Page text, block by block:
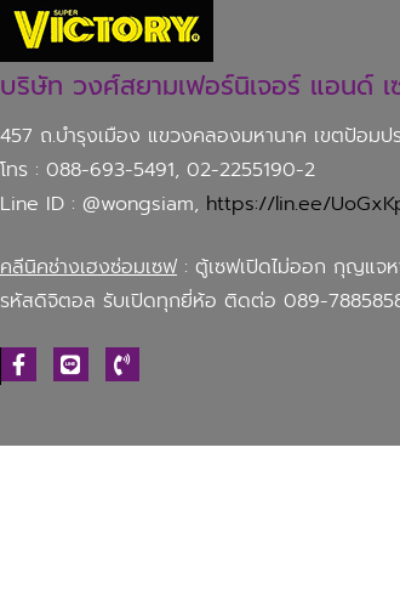
บริษัท วงศ์สยามเฟอร์นิเจอร์ แอนด์
457 ถ.บำรุงเมือง แขวงคลองมหานาค เขตป้อมป
โทร : 088-693-5491, 02-2255190-2
Line ID : @wongsiam, https://lin.ee/
คลีนิคช่างเฮงซ่อมเซฟ : ตู้เซฟเปิดไม่ออก กุญแจ
รหัสดิจิตอล รับเปิดทุกยี่ห้อ ติดต่อ 089-